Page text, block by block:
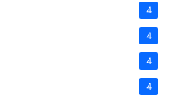
4
4
4
4